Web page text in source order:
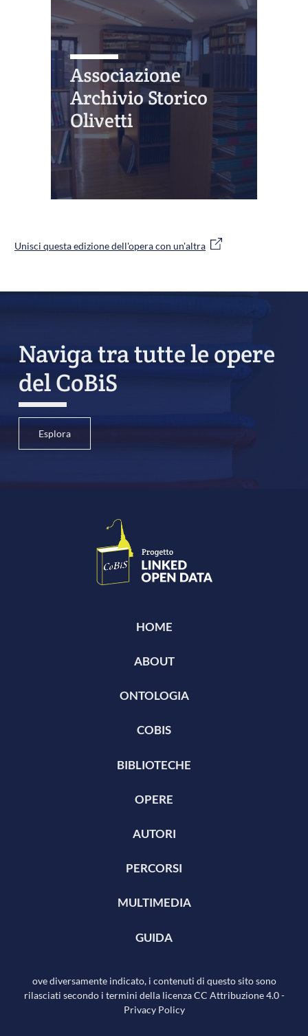
Associazione
Archivio Storico
Olivetti
Unisci questa edizione dell'opera con un'altra
Naviga tra tutte le opere
del CoBiS
Esplora
HOME
ABOUT
ONTOLOGIA
COBIS
BIBLIOTECHE
OPERE
AUTORI
PERCORSI
MULTIMEDIA
GUIDA
ove diversamente indicato, i contenuti di questo sito sono
rilasciati secondo i termini della licenza CC Attribuzione 4.0-
Privacy Policy